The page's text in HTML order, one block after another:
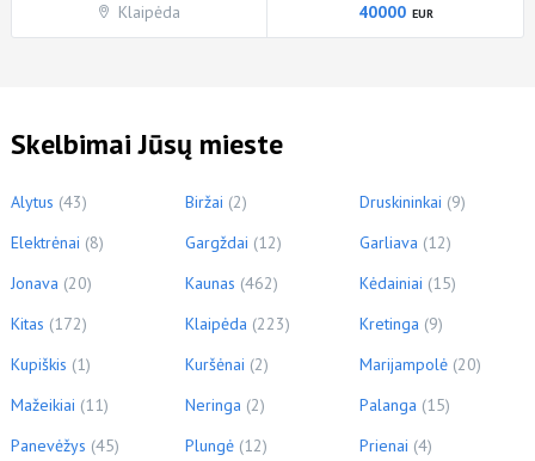
Klaipėda 40000
Skelbimai Jūsų mieste
Alytus (43) Biržai (2) Druskininkai (9)
Elektrėnai (8) Gargždai (12) Garliava (12)
Jonava (20) Kaunas (462) Kėdainiai (15)
Kitas (172) Klaipėda (223) Kretinga (9)
Kupiškis (1) Kuršėnai (2) Marijampolė (20)
Mažeikiai (11) Neringa (2) Palanga (15)
Panevėžys (45) Plungė (12) Prienai (4)